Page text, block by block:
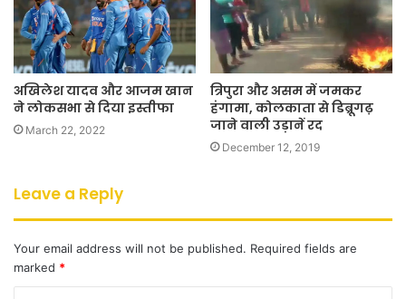
अखिलेश यादव और आजम खान
ने लोकसभा से दिया इस्तीफा
March 22, 2022
त्रिपुरा और असम में जमकर
हंगामा, कोलकाता से डिब्रूगढ़
जाने वाली उड़ानें रद
December 12, 2019
Leave a Reply
Your email address will not be published. Required fields are
marked *